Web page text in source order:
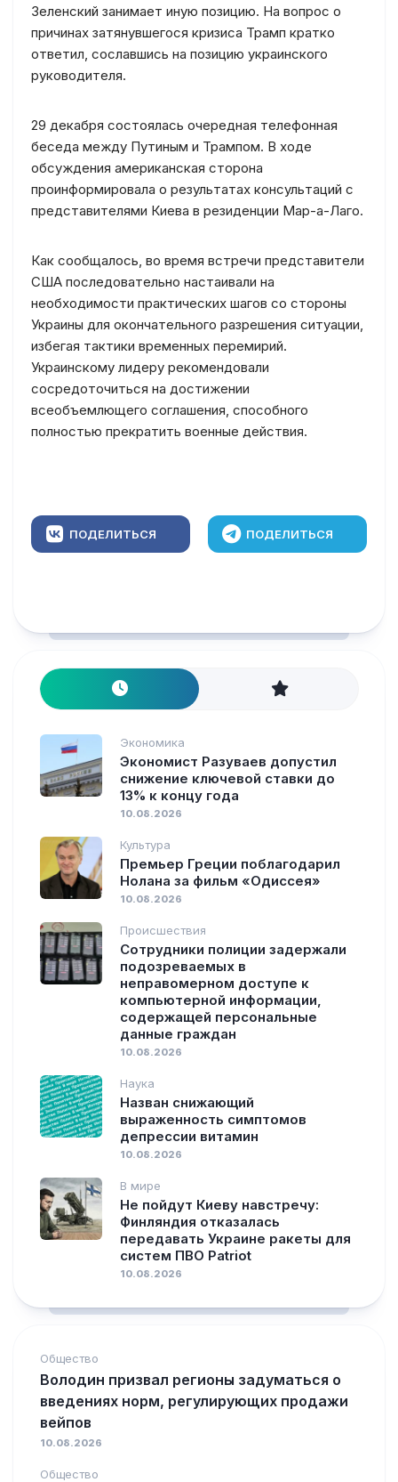
Зеленский занимает иную позицию. На вопрос о
причинах затянувшегося кризиса Трамп кратко
ответил, сославшись на позицию украинского
руководителя.
29 декабря состоялась очередная телефонная
беседа между Путиным и Трампом. В ходе
обсуждения американская сторона
проинформировала о результатах консультаций с
представителями Киева в резиденции Мар-а-Лаго.
Как сообщалось, во время встречи представители
США последовательно настаивали на
необходимости практических шагов со стороны
Украины для окончательного разрешения ситуации,
избегая тактики временных перемирий.
Украинскому лидеру рекомендовали
сосредоточиться на достижении
всеобъемлющего соглашения, способного
полностью прекратить военные действия.
ПОДЕЛИТЬСЯ ПОДЕЛИТЬСЯ
Экономика
Экономист Разуваев допустил
снижение ключевой ставки до
13% к концу года
10.08.2026
Культура
Премьер Греции поблагодарил
Нолана за фильм «Одиссея»
10.08.2026
Происшествия
Сотрудники полиции задержали
подозреваемых в
неправомерном доступе к
компьютерной информации,
содержащей персональные
данные граждан
10.08.2026
Наука
Назван снижающий
выраженность симптомов
депрессии витамин
10.08.2026
В мире
Не пойдут Киеву навстречу:
Финляндия отказалась
передавать Украине ракеты для
систем ПВО Patriot
10.08.2026
Общество
Володин призвал регионы задуматься о
введениях норм, регулирующих продажи
вейпов
10.08.2026
Общество